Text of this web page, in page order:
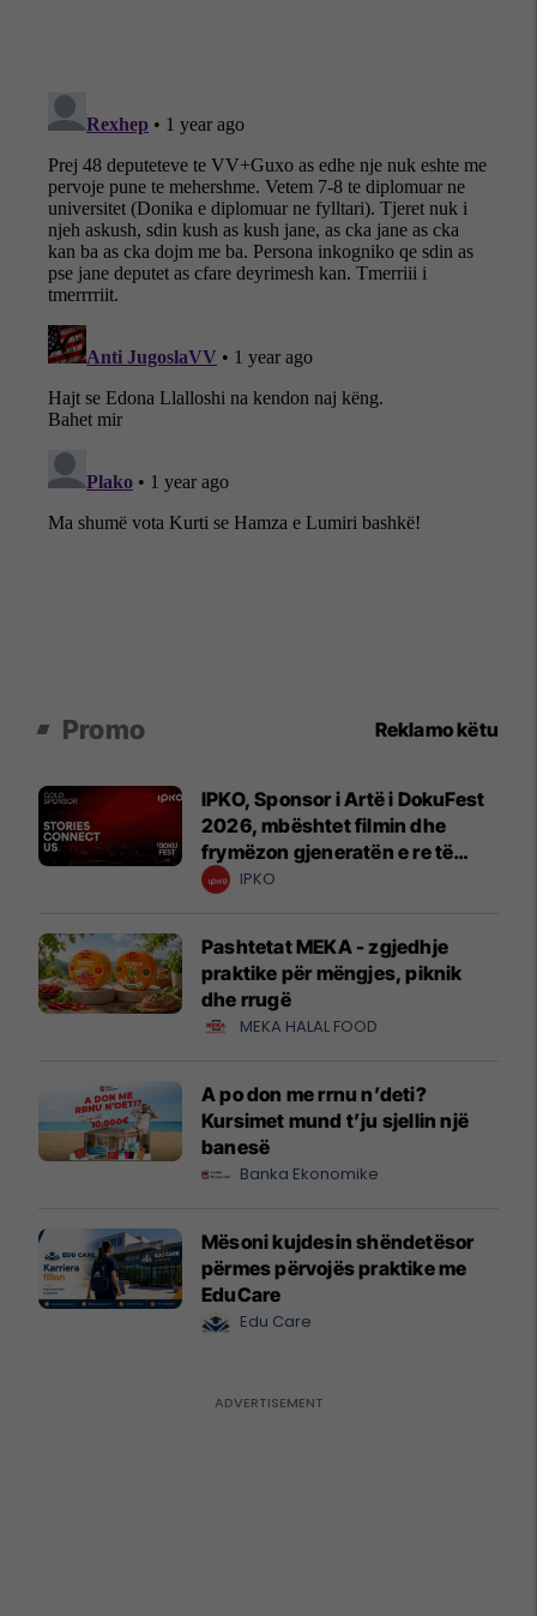
Promo Reklamo këtu
IPKO, Sponsor i Artë i DokuFest
2026, mbështet filmin dhe
frymëzon gjeneratën e re të
krijuesve
IPKO
Pashtetat MEKA - zgjedhje
praktike për mëngjes, piknik
dhe rrugë
MEKA HALAL FOOD
A po don me rrnu n’deti?
Kursimet mund t’ju sjellin një
banesë
Banka Ekonomike
Mësoni kujdesin shëndetësor
përmes përvojës praktike me
EduCare
Edu Care